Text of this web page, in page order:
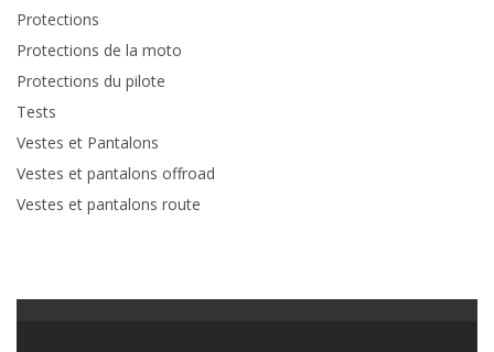
Protections
Protections de la moto
Protections du pilote
Tests
Vestes et Pantalons
Vestes et pantalons offroad
Vestes et pantalons route